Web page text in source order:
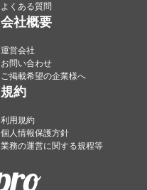
よくある質問
会社概要
運営会社
お問い合わせ
ご掲載希望の企業様へ
規約
利用規約
個人情報保護方針
業務の運営に関する規程等